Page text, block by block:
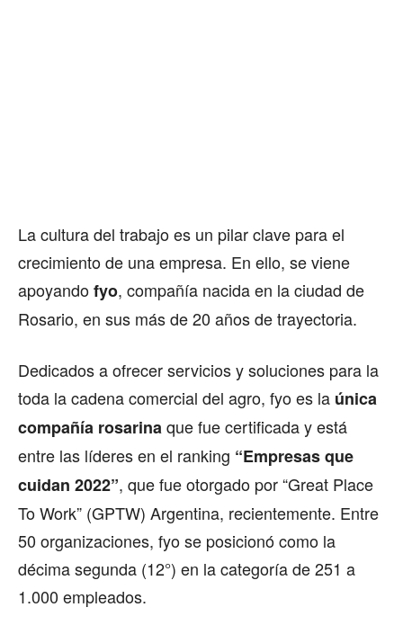
La cultura del trabajo es un pilar clave para el
crecimiento de una empresa. En ello, se viene
apoyandofyo, compañía nacida en la ciudad de
Rosario, en sus más de 20 años de trayectoria.
Dedicados a ofrecer servicios y soluciones para la
toda la cadena comercial del agro, fyo es la única
compañía rosarinaque fue certificada y está
entre las líderes en el ranking “Empresas que
cuidan 2022”, que fue otorgado por “Great Place
To Work” (GPTW) Argentina, recientemente. Entre
50 organizaciones, fyo se posicionó como la
décima segunda (12°) en la categoría de 251 a
1.000 empleados.